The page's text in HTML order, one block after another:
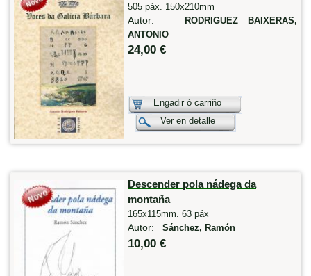
505 páx. 150x210mm
Autor:
RODRIGUEZ BAIXERAS,
ANTONIO
24,00 €
Engadir ó carriño
Ver en detalle
Descender pola nádega da
montaña
165x115mm. 63 páx
Autor: Sánchez, Ramón
10,00 €